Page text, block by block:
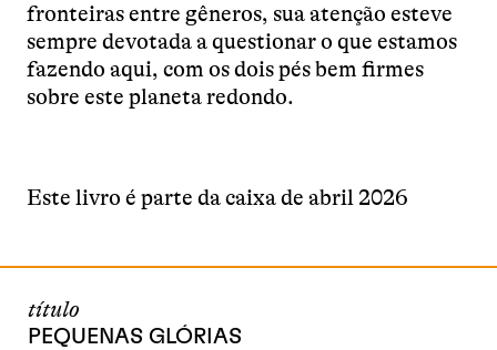
fronteiras entre gêneros, sua atenção esteve
sempre devotada a questionar o que estamos
fazendo aqui, com os dois pés bem firmes
sobre este planeta redondo.
Este livro é parte da caixa de abril 2026
título
PEQUENAS GLÓRIAS